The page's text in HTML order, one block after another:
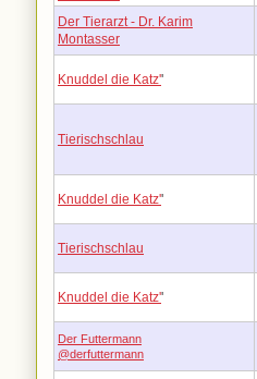
Der Tierarzt - Dr. Karim
Montasser
Knuddel die Katz''
Tierischschlau
Knuddel die Katz''
Tierischschlau
Knuddel die Katz''
Der Futtermann
@derfuttermann